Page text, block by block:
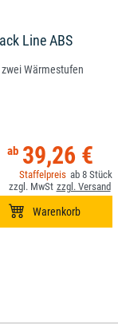
Line ABS
Wärmestufen
39,26 €
8